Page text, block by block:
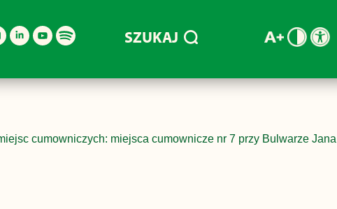
SZUKAJ
cumowniczych: miejsca cumownicze nr 7 przy Bulwarze